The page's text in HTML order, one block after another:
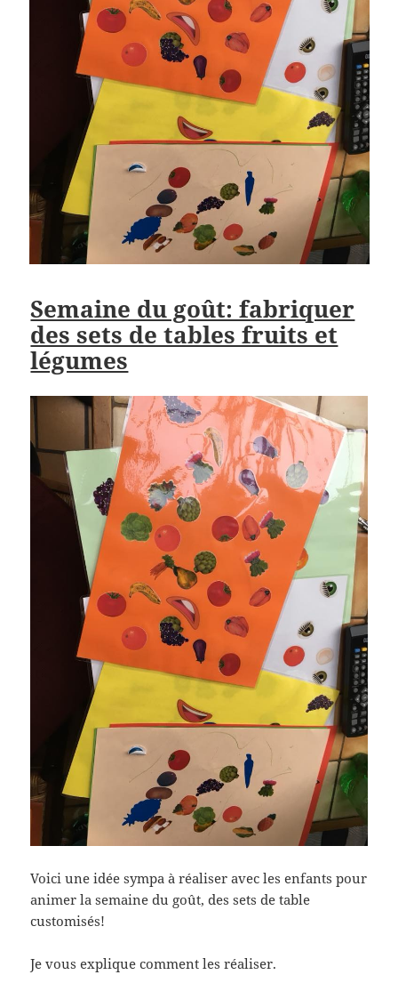
Semaine du goût: fabriquer
des sets de tables fruits et
légumes
Voici une idée sympa à réaliser avec les enfants pour
animer la semaine du goût, des sets de table
customisés!
Je vous explique comment les réaliser.